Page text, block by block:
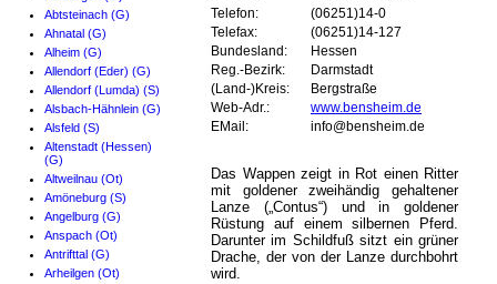
Abtsteinach (G)
Ahnatal (G)
Alheim (G)
Allendorf (Eder) (G)
Allendorf (Lumda) (S)
Alsbach-Hähnlein (G)
Alsfeld (S)
Altenstadt (Hessen)
(G)
Altweilnau (Ot)
Amöneburg (S)
Angelburg (G)
Anspach (Ot)
Antrifttal (G)
Arheilgen (Ot)
Telefon:
(06251)14-0
Telefax:
(06251)14-127
Bundesland:
Hessen
Reg.-Bezirk:
Darmstadt
(Land-)Kreis:
Bergstraße
Web-Adr.:
www.bensheim.de
EMail:
info@bensheim.de
Das Wappen zeigt in Rot einen Ritter
mit goldener zweihändig gehaltener
Lanze („Contus“) und in goldener
Rüstung auf einem silbernen Pferd.
Darunter im Schildfuß sitzt ein grüner
Drache, der von der Lanze durchbohrt
wird.